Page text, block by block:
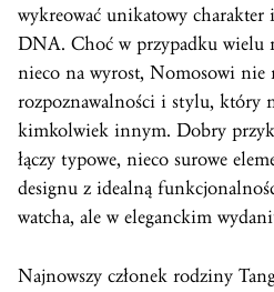
wykreować unikatowy charakter
DNA. Choć w przypadku wielu
nieco na wyrost, Nomosowi nie
rozpoznawalności i stylu, który
kimkolwiek innym. Dobry
łączy typowe, nieco surowe
designu z idealną
watcha, ale w eleganckim
Najnowszy członek rodziny